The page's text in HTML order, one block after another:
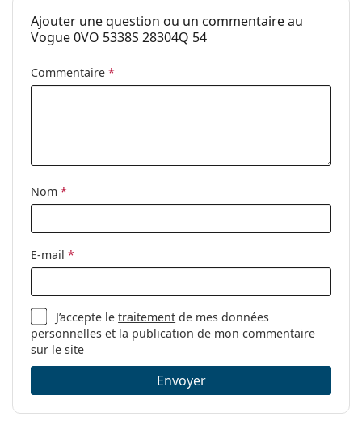
Code: 0VO5338S 28304Q 54
Ajouter une question ou un commentaire au
Vogue 0VO 5338S 28304Q 54
Commentaire *
Nom *
E-mail *
J’accepte letraitement de mes données
personnelles et la publication de mon commentaire
sur le site
Envoyer